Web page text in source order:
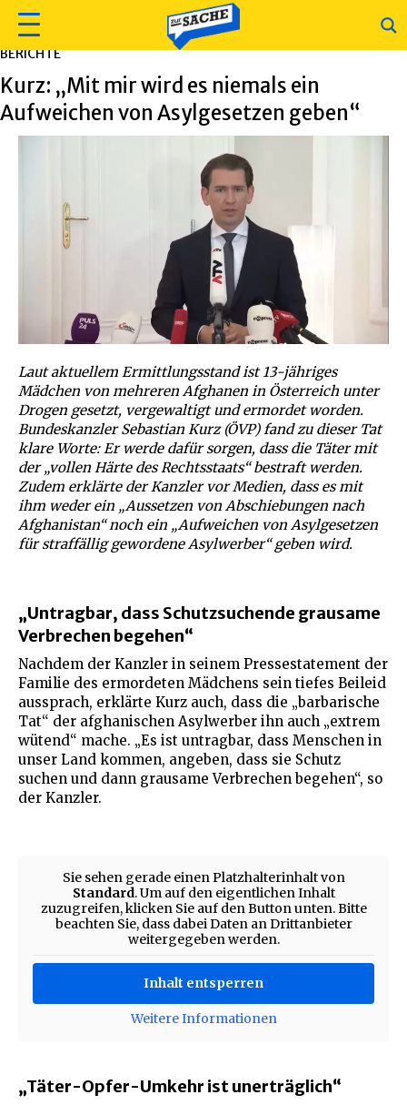
BERICHTE
Kurz: „Mit mir wird es niemals ein
Aufweichen von Asylgesetzen geben“
Laut aktuellem Ermittlungsstand ist 13-jähriges
Mädchen von mehreren Afghanen in Österreich unter
Drogen gesetzt, vergewaltigt und ermordet worden.
Bundeskanzler Sebastian Kurz (ÖVP) fand zu dieser Tat
klare Worte: Er werde dafür sorgen, dass die Täter mit
der „vollen Härte des Rechtsstaats“ bestraft werden.
Zudem erklärte der Kanzler vor Medien, dass es mit
ihm weder ein „Aussetzen von Abschiebungen nach
Afghanistan“ noch ein „Aufweichen von Asylgesetzen
für straffällig gewordene Asylwerber“ geben wird.
„Untragbar, dass Schutzsuchende grausame
Verbrechen begehen“
Nachdem der Kanzler in seinem Pressestatement der
Familie des ermordeten Mädchens sein tiefes Beileid
aussprach, erklärte Kurz auch, dass die „barbarische
Tat“ der afghanischen Asylwerber ihn auch „extrem
wütend“ mache. „Es ist untragbar, dass Menschen in
unser Land kommen, angeben, dass sie Schutz
suchen und dann grausame Verbrechen begehen“, so
der Kanzler.
Sie sehen gerade einen Platzhalterinhalt von
Standard. Um auf den eigentlichen Inhalt
zuzugreifen, klicken Sie auf den Button unten. Bitte
beachten Sie, dass dabei Daten an Drittanbieter
weitergegeben werden.
Inhalt entsperren
Weitere Informationen
„Täter-Opfer-Umkehr ist unerträglich“